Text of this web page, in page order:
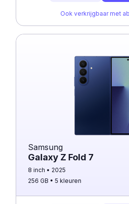
Ook verkrijgbaar met
Samsung
Galaxy Z Fold 7
8 inch
2025
256 GB
5 kleuren